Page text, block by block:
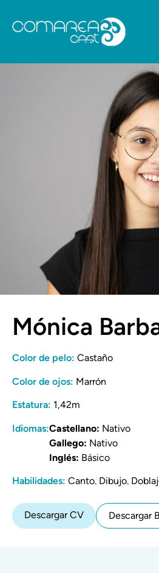
Mónica
Color de pelo: Castaño
Color de ojos: Marrón
Estatura: 1,42m
Idiomas:Castellano: Nativo
Gallego: Nativo
Inglés: Básico
Habilidades: Canto. Dibujo.
Descargar CV Descargar